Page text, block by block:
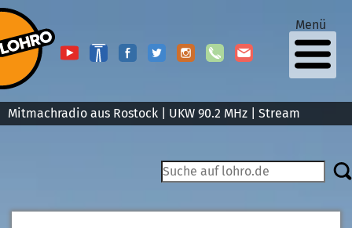
Mitmachradio aus Rostock | UKW 90.2 MHz | Stream
Menü